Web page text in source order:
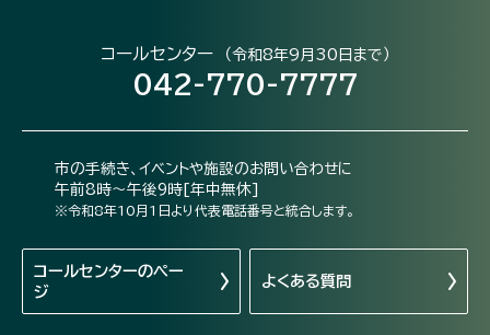
コールセンター （令和8年9月30日まで）
042-770-7777
市の手続き、イベントや施設のお問い合わせに
午前8時～午後9時[年中無休]
※令和8年10月1日より代表電話番号と統合します。
コールセンターのペー
ジ
よくある質問